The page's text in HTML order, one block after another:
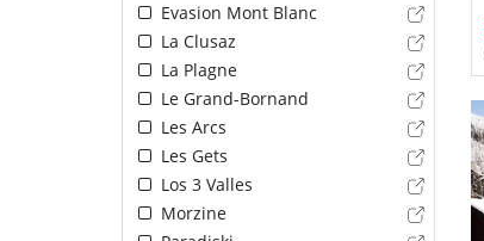
Evasion Mont Blanc
La Clusaz
La Plagne
Le Grand-Bornand
Les Arcs
Les Gets
Los 3 Valles
Morzine